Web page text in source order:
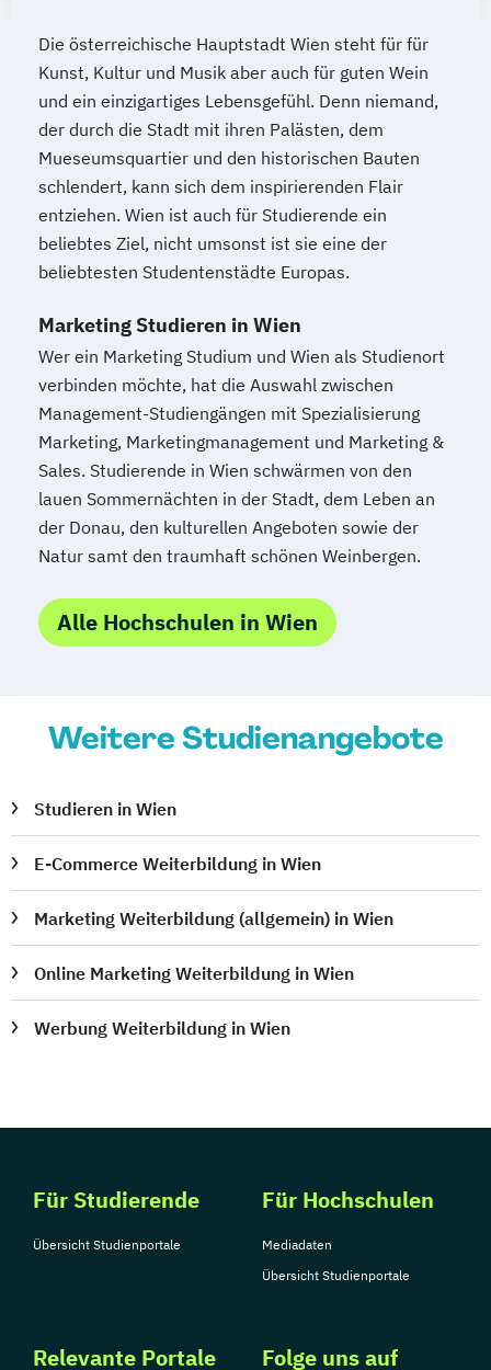
Die österreichische Hauptstadt Wien steht für für
Kunst, Kultur und Musik aber auch für guten Wein
und ein einzigartiges Lebensgefühl. Denn niemand,
der durch die Stadt mit ihren Palästen, dem
Mueseumsquartier und den historischen Bauten
schlendert, kann sich dem inspirierenden Flair
entziehen. Wien ist auch für Studierende ein
beliebtes Ziel, nicht umsonst ist sie eine der
beliebtesten Studentenstädte Europas.
Marketing Studieren in Wien
Wer ein Marketing Studium und Wien als Studienort
verbinden möchte, hat die Auswahl zwischen
Management-Studiengängen mit Spezialisierung
Marketing, Marketingmanagement und Marketing &
Sales. Studierende in Wien schwärmen von den
lauen Sommernächten in der Stadt, dem Leben an
der Donau, den kulturellen Angeboten sowie der
Natur samt den traumhaft schönen Weinbergen.
Alle Hochschulen in Wien
Weitere Studienangebote
Studieren in Wien
E-Commerce Weiterbildung in Wien
Marketing Weiterbildung (allgemein) in Wien
Online Marketing Weiterbildung in Wien
Werbung Weiterbildung in Wien
Für Studierende
Übersicht Studienportale
Für Hochschulen
Mediadaten
Übersicht Studienportale
Relevante Portale Folge uns auf